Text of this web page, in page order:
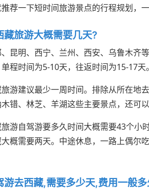
荐一下短时间旅游景点的行程规划，一
藏旅游大概需要几天?
昆明、西宁、兰州、西安、乌鲁木齐
程时间为5-10天，往返时间为15-17天。
游建议最少一周时间。排除从所在地
错、林芝、羊湖这些主要景点，还可
游自驾游要多久时间大概需要43个小
概需要两天。中途休息，一路上偶尔
游去西藏,需要多少天,费用一般